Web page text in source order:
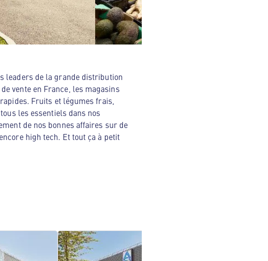
leaders de la grande distribution
vente en France, les magasins
Fruits et légumes frais,
les essentiels dans nos
de nos bonnes affaires sur de
high tech. Et tout ça à petit